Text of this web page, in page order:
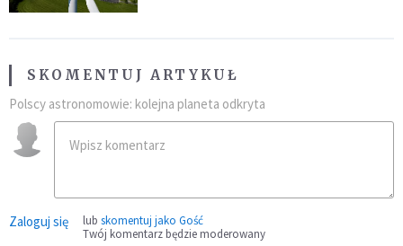
SKOMENTUJ ARTYKUŁ
Polscy astronomowie: kolejna planeta odkryta
Zaloguj się lub skomentuj jako Gość
Twój komentarz będzie moderowany